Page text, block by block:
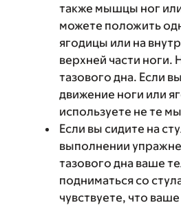
также мышцы ног
можете положить
ягодицы или на
верхней части
тазового дна. Если
движение ноги или
используете не те
Если вы сидите на
выполнении
тазового дна ваше
подниматься со
чувствуете, что